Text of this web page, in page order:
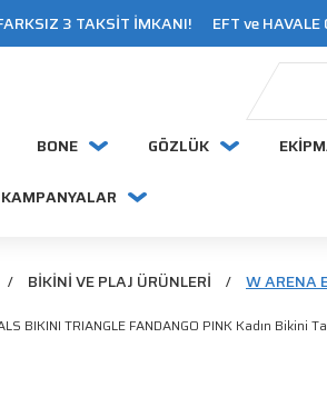
3 TAKSİT İMKANI! EFT ve HAVALE
BONE GÖZLÜK
KAMPANYALAR
BİKİNİ VE PLAJ ÜRÜNLERİ W ARENA